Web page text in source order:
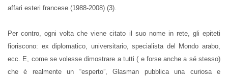
affari esteri francese (1988-2008) (3).
Per contro, ogni volta che viene citato il suo nome in rete, gli epiteti
fioriscono: ex diplomatico, universitario, specialista del Mondo arabo,
ecc. E, come se volesse dimostrare a tutti ( e forse anche a sé stesso)
che è realmente un “esperto”, Glasman pubblica una curiosa e